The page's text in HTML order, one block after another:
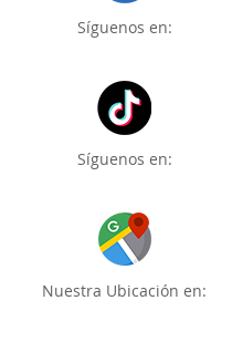
Síguenos en:
Síguenos en:
Nuestra Ubicación en: